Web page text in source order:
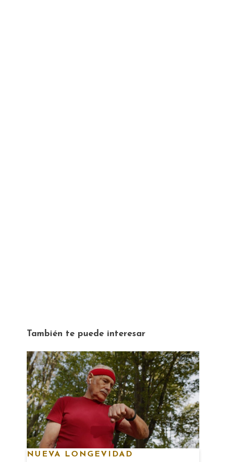
También te puede interesar
NUEVA LONGEVIDAD